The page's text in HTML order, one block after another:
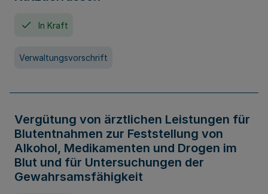
In Kraft
Verwaltungsvorschrift
Vergütung von ärztlichen Leistungen für
Blutentnahmen zur Feststellung von
Alkohol, Medikamenten und Drogen im
Blut und für Untersuchungen der
Gewahrsamsfähigkeit